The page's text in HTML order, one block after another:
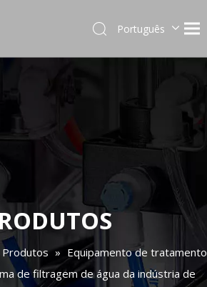
Português
Pусский
Deutsch
Italiano
日本語
한국어
Produtos » Equipamento de tratamento
de filtragem de água da indústria de